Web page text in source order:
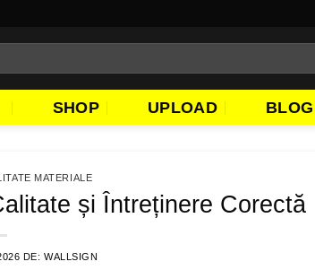
SHOP UPLOAD BLOG
MATERIALE
și Întreținere Corectă
DE:WALLSIGN